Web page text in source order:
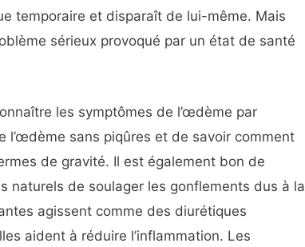
temporaire et disparaît de lui-même. Mais
sérieux provoqué par un état de santé
les symptômes de l’œdème par
l’œdème sans piqûres et de savoir comment
de gravité. Il est également bon de
naturels de soulager les gonflements dus à la
agissent comme des diurétiques
aident à réduire l’inflammation. Les